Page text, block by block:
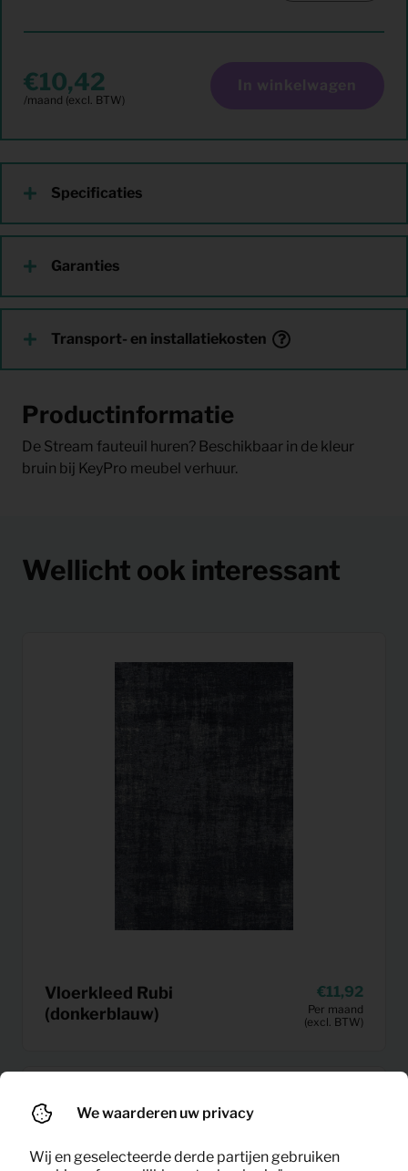
10,42 In winkelwagen
Specificaties
Garanties
Transport- en installatiekosten
Productinformatie
De Stream fauteuil huren? Beschikbaar in de kleur
bruin bij KeyPro meubel verhuur.
Wellicht ook interessant
Vloerkleed Rubi
(donkerblauw)
11,92
Per maand
(excl. BTW)
We waarderen uw privacy
Wij en geselecteerde derde partijen gebruiken